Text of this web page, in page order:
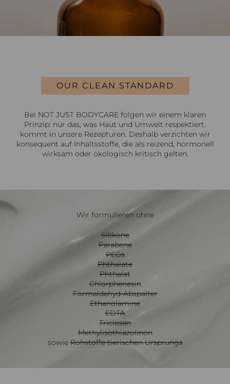
OUR CLEAN STANDARD
Bei NOT JUST BODYCARE folgen wir einem klaren
Prinzip: nur das, was Haut und Umwelt respektiert,
kommt in unsere Rezepturen. Deshalb verzichten wir
konsequent auf Inhaltsstoffe, die als reizend, hormonell
wirksam oder ökologisch kritisch gelten.
Wir formulieren ohne
Silikone
Parabene
PEGs
Phthalate
Phthalat
Chlorphenesin
Formaldehyd-Abspalter
Ethanolamine
EDTA
Triclosan
Methylisothiazolinon
sowieRohstoffe tierischen Ursprungs